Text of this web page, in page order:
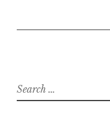
Search
for: